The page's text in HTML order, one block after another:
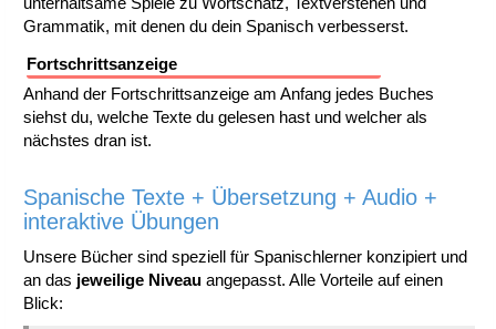
Grammatik, mit denen du dein Spanisch verbesserst.
Fortschrittsanzeige
Anhand der Fortschrittsanzeige am Anfang jedes Buches
siehst du, welche Texte du gelesen hast und welcher als
nächstes dran ist.
Spanische Texte + Übersetzung + Audio +
interaktive Übungen
Unsere Bücher sind speziell für Spanischlerner konzipiert und
an das jeweilige Niveau angepasst. Alle Vorteile auf einen
Blick: